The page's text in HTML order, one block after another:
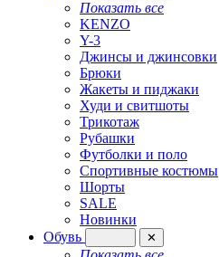
Показать все
KENZO
Y-3
Джинсы и джинсовки
Брюки
Жакеты и пиджаки
Худи и свитшоты
Трикотаж
Рубашки
Футболки и поло
Спортивные костюмы
Шорты
SALE
Новинки
Обувь
✕